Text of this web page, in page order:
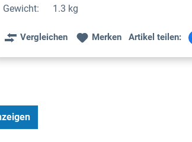
Gewicht:
1.3 kg
Vergleichen Merken Artikel teilen: